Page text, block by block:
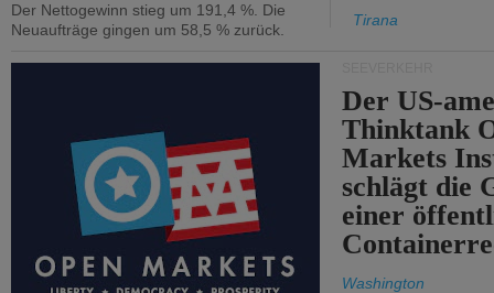
Der Nettogewinn stieg um 191,4 %. Die
Neuaufträge gingen um 58,5 % zurück.
Tirana
Der US-
Thinktank
Markets
schlägt die
einer
Washington